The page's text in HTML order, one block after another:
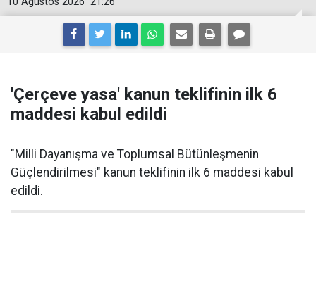
'Çerçeve yasa' kanun teklifinin ilk 6
maddesi kabul edildi
"Milli Dayanışma ve Toplumsal Bütünleşmenin
Güçlendirilmesi" kanun teklifinin ilk 6 maddesi kabul
edildi.